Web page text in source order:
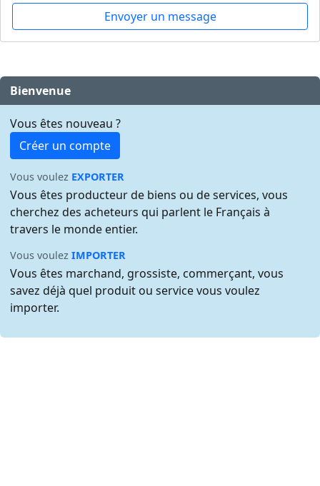
Envoyer un message
Bienvenue
Vous êtes nouveau ?
Créer un compte
Vous voulez EXPORTER
Vous êtes producteur de biens ou de services, vous
cherchez des acheteurs qui parlent le Français à
travers le monde entier.
Vous voulezIMPORTER
Vous êtes marchand, grossiste, commerçant, vous
savez déjà quel produit ou service vous voulez
importer.